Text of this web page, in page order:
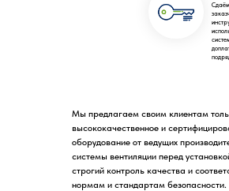
Мы предлагаем своим клиентам
высококачественное и
оборудование от ведущих
системы вентиляции перед
строгий контроль качества и
нормам и стандартам